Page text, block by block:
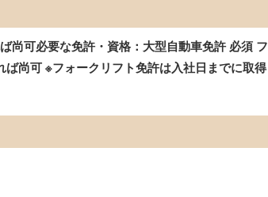
尚可必要な免許・資格：大型自動車免許 必須 フ
尚可 ※フォークリフト免許は入社日までに取得